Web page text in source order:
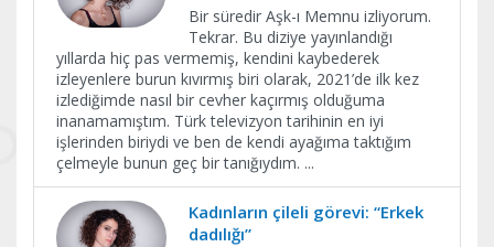
Bir süredir Aşk-ı Memnu izliyorum.
Tekrar. Bu diziye yayınlandığı
yıllarda hiç pas vermemiş, kendini kaybederek
izleyenlere burun kıvırmış biri olarak, 2021’de ilk kez
izlediğimde nasıl bir cevher kaçırmış olduğuma
inanamamıştım. Türk televizyon tarihinin en iyi
işlerinden biriydi ve ben de kendi ayağıma taktığım
çelmeyle bunun geç bir tanığıydım. ...
Kadınların çileli görevi: “Erkek
dadılığı”